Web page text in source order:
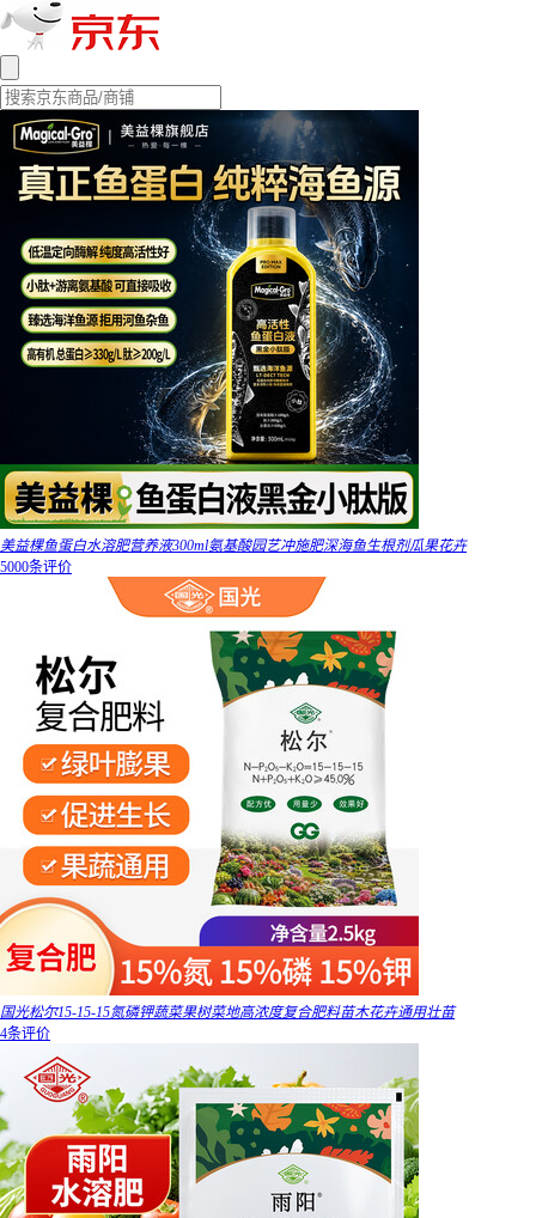
美益棵鱼蛋白水溶肥营养液300ml氨基酸园艺冲施肥深海鱼生根剂瓜果花卉
5000条评价
国光松尔15-15-15氮磷钾蔬菜果树菜地高浓度复合肥料苗木花卉通用壮苗
4条评价